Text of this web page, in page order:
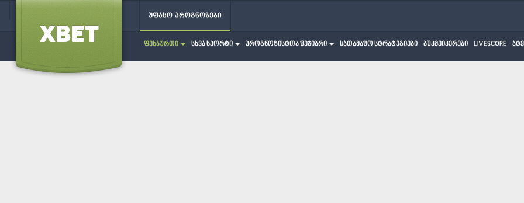
უფასო პროგნოზები
ფეხბურთი სხვა სპორტი პროგნოზისტთა შეჯიბრი სათამაშო სტრატეგიები ბუკმეიკერები LIVESCORE